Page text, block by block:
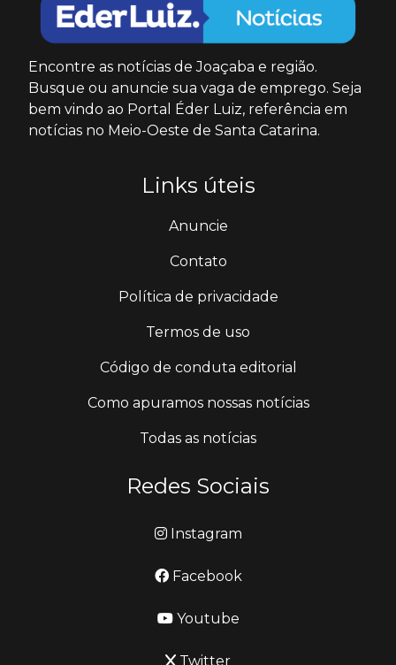
Encontre as notícias de Joaçaba e região.
Busque ou anuncie sua vaga de emprego. Seja
bem vindo ao Portal Éder Luiz, referência em
notícias no Meio-Oeste de Santa Catarina.
Links úteis
Anuncie
Contato
Política de privacidade
Termos de uso
Código de conduta editorial
Como apuramos nossas notícias
Todas as notícias
Redes Sociais
Instagram
Facebook
Youtube
Twitter